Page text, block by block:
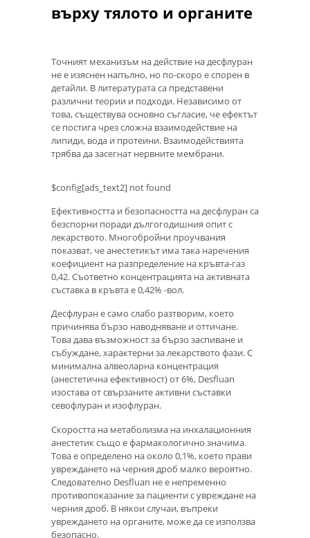
върху тялото и органите
Точният механизъм на действие на десфлуран
не е изяснен напълно, но по-скоро е спорен в
детайли. В литературата са представени
различни теории и подходи. Независимо от
това, съществува основно съгласие, че ефектът
се постига чрез сложна взаимодействие на
липиди, вода и протеини. Взаимодействията
трябва да засегнат нервните мембрани.
$config[ads_text2] not found
Ефективността и безопасността на десфлуран са
безспорни поради дългогодишния опит с
лекарството. Многобройни проучвания
показват, че анестетикът има така наречения
коефициент на разпределение на кръвта-газ
0,42. Съответно концентрацията на активната
съставка в кръвта е 0,42% -вол.
Десфлуран е само слабо разтворим, което
причинява бързо наводняване и оттичане.
Това дава възможност за бързо заспиване и
събуждане, характерни за лекарството фази. С
минимална алвеоларна концентрация
(анестетична ефективност) от 6%, Desfluan
изостава от свързаните активни съставки
севофлуран и изофлуран.
Скоростта на метаболизма на инхалационния
анестетик също е фармакологично значима.
Това е определено на около 0,1%, което прави
увреждането на черния дроб малко вероятно.
Следователно Desfluan не е непременно
противопоказание за пациенти с увреждане на
черния дроб. В някои случаи, въпреки
увреждането на органите, може да се използва
безопасно.